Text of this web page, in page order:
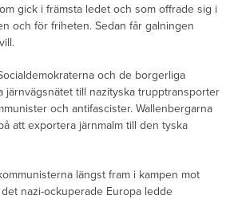
gick i främsta ledet och som offrade sig i
och för friheten. Sedan får galningen
och de borgerliga
järnvägsnätet till nazityska trupptransporter
och antifascister. Wallenbergarna
att exportera järnmalm till den tyska
längst fram i kampen mot
nazi-ockuperade Europa ledde